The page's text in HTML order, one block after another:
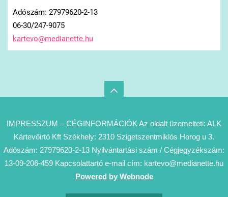
Adószám: 27979620-2-13
06-30/247-9075
kartevo@medianette.hu
IMPRESSZUM – CÉGINFORMÁCIÓK Az oldalt üzemelteti: ALK
Kártevőirtó Kft Székhely: 2310 Szigetszentmiklós Horog u 3.
Adószám: 27979620-2-13 Nyilvántartási szám / Cégjegyzékszám:
13-09-206-459 Kapcsolattartó e-mail cím: kartevo@medianette.hu
Powered by Webnode